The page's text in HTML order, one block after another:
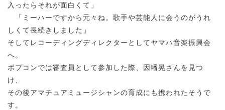
入ったらそれが面白くて」
「ミーハーですから元々ね。歌手や芸能人に会うのがうれ
しくて長続きしました」
そしてレコーディングディレクターとしてヤマハ音楽振興会
へ。
ポプコンでは審査員として参加した際、因幡晃さんを見つ
け、
その後アマチュアミュージシャンの育成にも携われたそうで
す。